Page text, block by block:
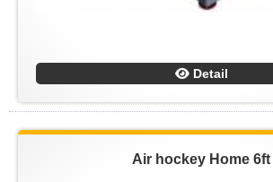
Detail
Air hockey Home 6ft